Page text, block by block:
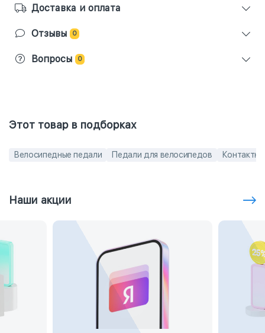
Доставка и оплата
Отзывы 0
Вопросы 0
Этот товар в подборках
Велосипедные педали Педали для велосипедов
Наши акции